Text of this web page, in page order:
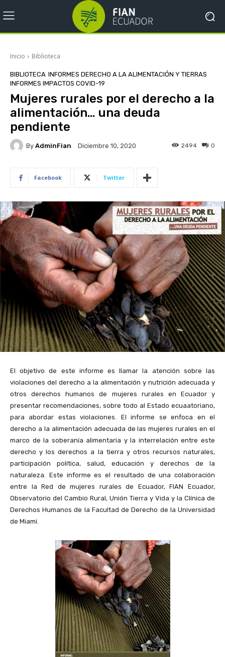
Inicio Biblioteca
BIBLIOTECA INFORMES DERECHO A LA ALIMENTACIÓN Y TIERRAS
INFORMES IMPACTOS COVID-19
Mujeres rurales por el derecho a la
alimentación… una deuda
pendiente
By AdminFian Diciembre 10, 2020 0
2494
Facebook Twitter
El objetivo de este informe es llamar la atención sobre las
violaciones del derecho a la alimentación y nutrición adecuada y
otros derechos humanos de mujeres rurales en Ecuador y
presentar recomendaciones, sobre todo al Estado ecuaatoriano,
para abordar estas violaciones. El informe se enfoca en el
derecho a la alimentación adecuada de las mujeres rurales en el
marco de la soberanía alimentaria y la interrelación entre este
derecho y los derechos a la tierra y otros recursos naturales,
participación política, salud, educación y derechos de la
naturaleza. Este informe es el resultado de una colaboración
entre la Red de mujeres rurales de Ecuador, FIAN Ecuador,
Observatorio del Cambio Rural, Unión Tierra y Vida y la Clínica de
Derechos Humanos de la Facultad de Derecho de la Universidad
de Miami.